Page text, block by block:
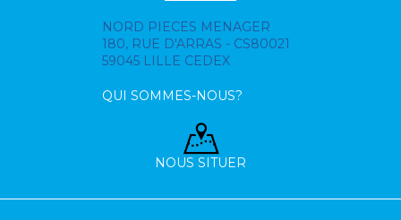
NORD PIECES MENAGER
180, RUE D'ARRAS - CS80021
59045 LILLE CEDEX
QUI SOMMES-NOUS?
NOUS SITUER